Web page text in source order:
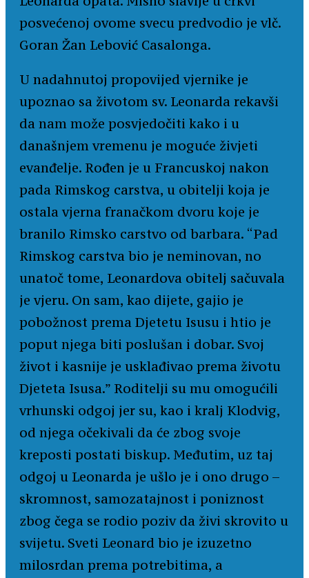
posvećenoj ovome svecu predvodio je vlč.
Goran Žan Lebović Casalonga.
U nadahnutoj propovijed vjernike je
upoznao sa životom sv. Leonarda rekavši
da nam može posvjedočiti kako i u
današnjem vremenu je moguće živjeti
evanđelje. Rođen je u Francuskoj nakon
pada Rimskog carstva, u obitelji koja je
ostala vjerna franačkom dvoru koje je
branilo Rimsko carstvo od barbara. “Pad
Rimskog carstva bio je neminovan, no
unatoč tome, Leonardova obitelj sačuvala
je vjeru. On sam, kao dijete, gajio je
pobožnost prema Djetetu Isusu i htio je
poput njega biti poslušan i dobar. Svoj
život i kasnije je usklađivao prema životu
Djeteta Isusa.” Roditelji su mu omogućili
vrhunski odgoj jer su, kao i kralj Klodvig,
od njega očekivali da će zbog svoje
kreposti postati biskup. Međutim, uz taj
odgoj u Leonarda je ušlo je i ono drugo –
skromnost, samozatajnost i poniznost
zbog čega se rodio poziv da živi skrovito u
svijetu. Sveti Leonard bio je izuzetno
milosrdan prema potrebitima, a